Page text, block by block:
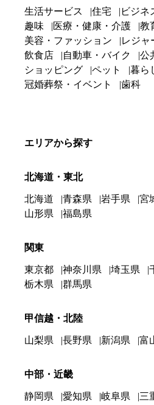
生活サービス 住宅 ビジネ
趣味
医療・健康・介護
教
美容・ファッション
レジャ
飲食店
自動車・バイク
公
ショッピング
ペット
暮ら
冠婚葬祭・イベント
歯科
エリアから探す
北海道・東北
北海道 青森県 岩手県 宮
山形県
福島県
関東
東京都 神奈川県 埼玉県
栃木県
群馬県
甲信越・北陸
山梨県 長野県 新潟県 富
中部・近畿
静岡県 愛知県 岐阜県 三